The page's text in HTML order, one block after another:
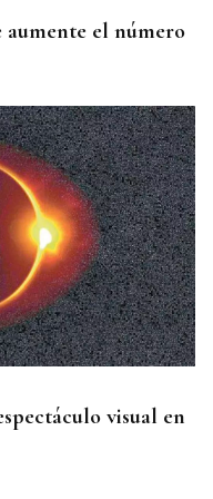
aumente el número
visual en